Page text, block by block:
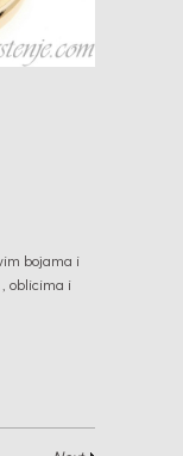
bojama i
oblicima i